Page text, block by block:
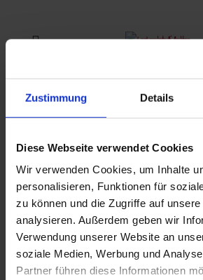
Zustimmung Details
Diese Webseite verwendet Cookies
Wir verwenden Cookies, um Inhalte
personalisieren, Funktionen für
zu können und die Zugriffe auf
analysieren. Außerdem geben wir
Verwendung unserer Website an
soziale Medien, Werbung und
Partner führen diese Informationen
Employment
Mindelsee
Inn
Do you have any